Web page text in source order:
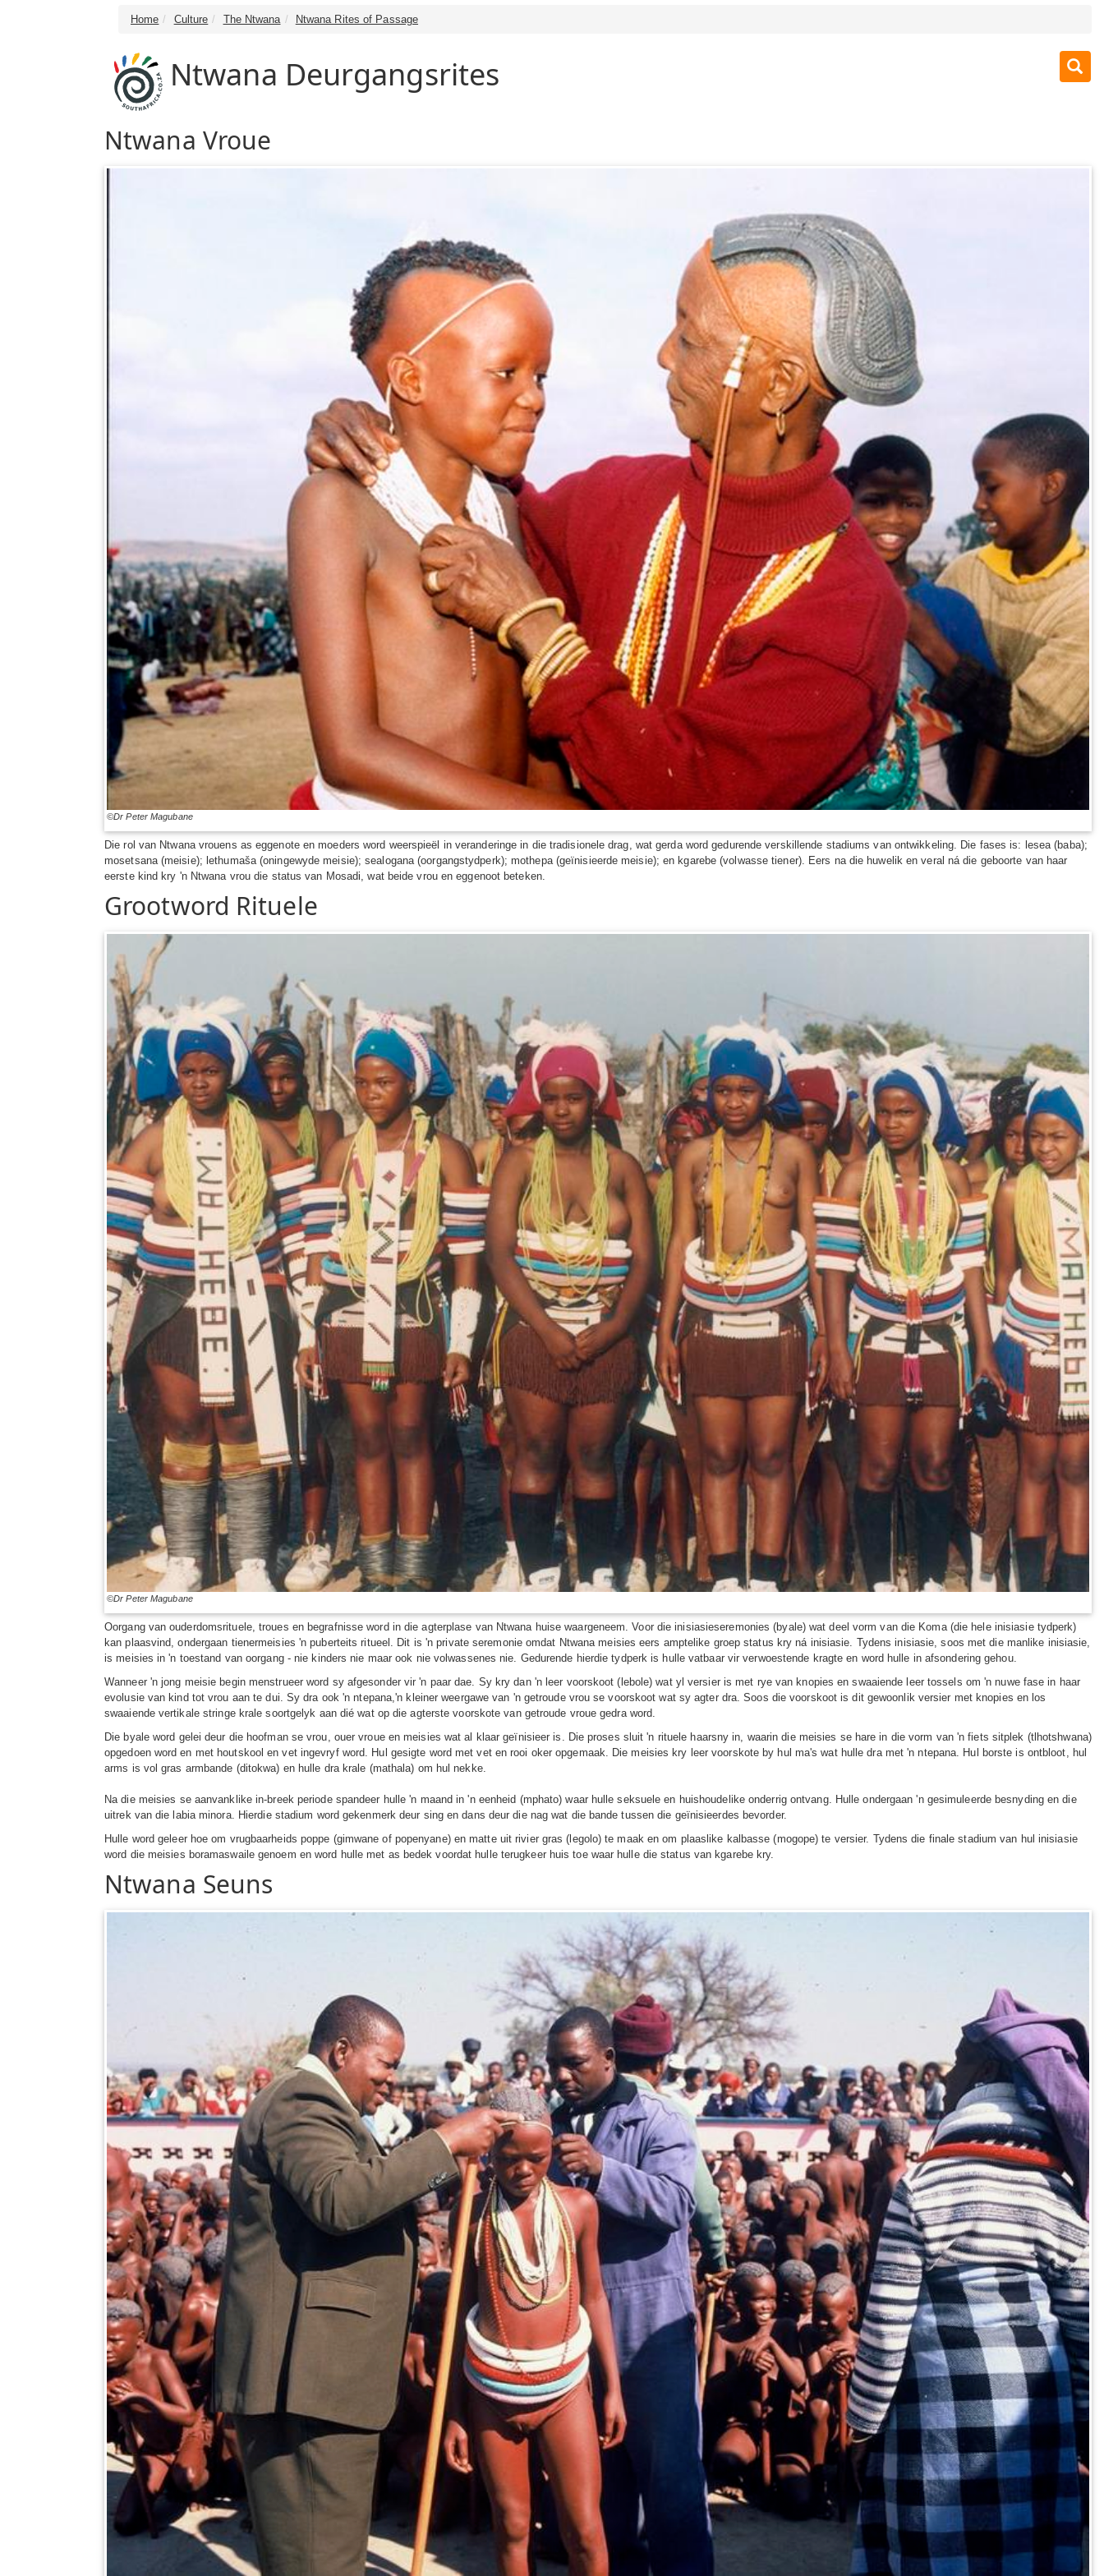
Home Culture The Ntwana Ntwana Rites of Passage
Ntwana Deurgangsrites
Ntwana Vroue
©Dr Peter Magubane
Die rol van Ntwana vrouens as eggenote en moeders word weerspieël in veranderinge in die tradisionele drag, wat gerda word gedurende verskillende stadiums van ontwikkeling. Die fases is: lesea (baba);
mosetsana (meisie); lethumaša (oningewyde meisie); sealogana (oorgangstydperk); mothepa (geïnisieerde meisie); en kgarebe (volwasse tiener). Eers na die huwelik en veral ná die geboorte van haar
eerste kind kry 'n Ntwana vrou die status van Mosadi, wat beide vrou en eggenoot beteken.
Grootword Rituele
©Dr Peter Magubane
Oorgang van ouderdomsrituele, troues en begrafnisse word in die agterplase van Ntwana huise waargeneem. Voor die inisiasieseremonies (byale) wat deel vorm van die Koma (die hele inisiasie tydperk)
kan plaasvind, ondergaan tienermeisies 'n puberteits ritueel. Dit is 'n private seremonie omdat Ntwana meisies eers amptelike groep status kry ná inisiasie. Tydens inisiasie, soos met die manlike inisiasie,
is meisies in 'n toestand van oorgang - nie kinders nie maar ook nie volwassenes nie. Gedurende hierdie tydperk is hulle vatbaar vir verwoestende kragte en word hulle in afsondering gehou.
Wanneer 'n jong meisie begin menstrueer word sy afgesonder vir 'n paar dae. Sy kry dan 'n leer voorskoot (lebole) wat yl versier is met rye van knopies en swaaiende leer tossels om 'n nuwe fase in haar
evolusie van kind tot vrou aan te dui. Sy dra ook 'n ntepana,'n kleiner weergawe van 'n getroude vrou se voorskoot wat sy agter dra. Soos die voorskoot is dit gewoonlik versier met knopies en los
swaaiende vertikale stringe krale soortgelyk aan dié wat op die agterste voorskote van getroude vroue gedra word.
Die byale word gelei deur die hoofman se vrou, ouer vroue en meisies wat al klaar geïnisieer is. Die proses sluit 'n rituele haarsny in, waarin die meisies se hare in die vorm van 'n fiets sitplek (tlhotshwana)
opgedoen word en met houtskool en vet ingevryf word. Hul gesigte word met vet en rooi oker opgemaak. Die meisies kry leer voorskote by hul ma's wat hulle dra met 'n ntepana. Hul borste is ontbloot, hul
arms is vol gras armbande (ditokwa) en hulle dra krale (mathala) om hul nekke.
Na die meisies se aanvanklike in-breek periode spandeer hulle 'n maand in 'n eenheid (mphato) waar hulle seksuele en huishoudelike onderrig ontvang. Hulle ondergaan 'n gesimuleerde besnyding en die
uitrek van die labia minora. Hierdie stadium word gekenmerk deur sing en dans deur die nag wat die bande tussen die geïnisieerdes bevorder.
Hulle word geleer hoe om vrugbaarheids poppe (gimwane of popenyane) en matte uit rivier gras (legolo) te maak en om plaaslike kalbasse (mogope) te versier. Tydens die finale stadium van hul inisiasie
word die meisies boramaswaile genoem en word hulle met as bedek voordat hulle terugkeer huis toe waar hulle die status van kgarebe kry.
Ntwana Seuns